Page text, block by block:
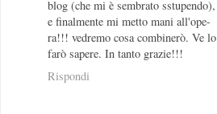
blog (che mi è sembrato sstupendo),
e finalmente mi metto mani all'ope-
ra!!! vedremo cosa combinerò. Ve lo
farò sapere. In tanto grazie!!!
Rispondi